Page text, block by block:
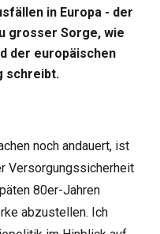
in Europa - der
grosser Sorge, wie
der europäischen
schreibt.
noch andauert, ist
Versorgungssicherheit
80er-Jahren
abzustellen. Ich